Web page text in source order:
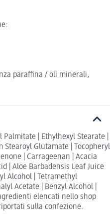
paraffina / oli minerali,
| Ethylhexyl Stearate |
Stearoyl Glutamate | Tocopheryl
| Carrageenan | Acacia
| Aloe Barbadensis Leaf Juice
Alcohol | Tetramethyl
Acetate | Benzyl Alcohol |
elencati nello shop
sulla confezione.